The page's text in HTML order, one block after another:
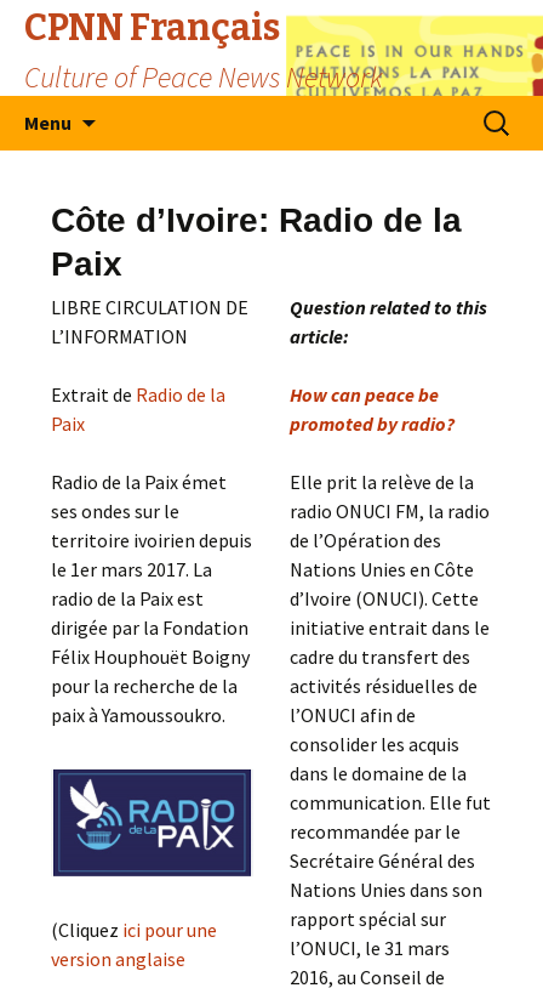
CPNN Français
Culture of Peace News Network
Menu
Search
for:
Côte d’Ivoire: Radio de la
Paix
LIBRE CIRCULATION DE
L’INFORMATION
Extrait de Radio de la
Paix
Radio de la Paix émet
ses ondes sur le
territoire ivoirien depuis
le 1er mars 2017. La
radio de la Paix est
dirigée par la Fondation
Félix Houphouët Boigny
pour la recherche de la
paix à Yamoussoukro.
(Cliquez ici pour une
version anglaise
Question related to this
article:
How can peace be
promoted by radio?
Elle prit la relève de la
radio ONUCI FM, la radio
de l’Opération des
Nations Unies en Côte
d’Ivoire (ONUCI). Cette
initiative entrait dans le
cadre du transfert des
activités résiduelles de
l’ONUCI afin de
consolider les acquis
dans le domaine de la
communication. Elle fut
recommandée par le
Secrétaire Général des
Nations Unies dans son
rapport spécial sur
l’ONUCI, le 31 mars
2016, au Conseil de